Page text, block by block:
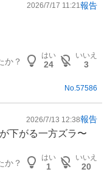
2026/7/17 11:21報告
か？
はい
24
いいえ
3
No. 57586
2026/7/13 12:38報告
下がる一方ズラ〜
か？
はい
1
いいえ
20